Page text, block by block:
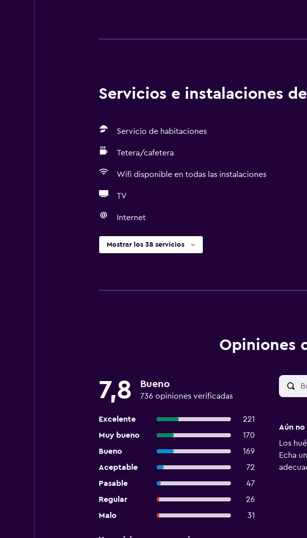
Servicios e instalaciones
Servicio de habitaciones
Tetera/cafetera
Wifi disponible en todas las instalaciones
TV
Internet
Mostrar los 38 servicios
Opiniones
7,8 Bueno
736 opiniones verificadas
Excelente
221
Muy bueno
170
Bueno
169
Aceptable
72
Pasable
47
Regular
26
Malo
31
Aún no
Los
Echa